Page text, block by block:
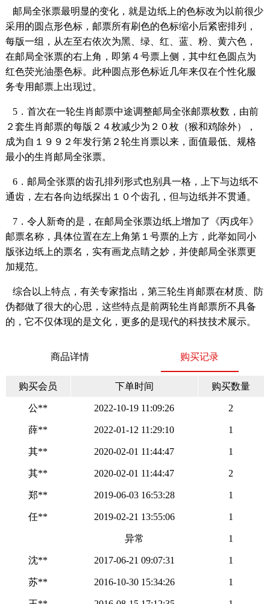
邮局全张票最明显的变化，就是边纸上的色标改为以前很少
采用的圆点形色标，邮票所有刷色的色标缩小后紧密排列，
每版一组，从左至右依次为黑、绿、红、蓝、粉、黄六色，
在邮局全张票的右上角，即第４号票上侧，其中红色圆点为
红色荧光油墨色标。此种圆点形色标近几年来仅在个性化服
务专用邮票上出现过。
5．首次在一轮生肖邮票中途调整邮局全张邮票枚数，由前
２套生肖邮票的每版２４枚减少为２０枚（猴和鸡除外），
成为自１９９２年发行第２轮生肖票以来，面值最低、规格
最小的生肖邮局全张票。
6．邮局全张票的齿孔排列形式也别具一格，上下与边纸不
通齿，左右各向边纸探出１０个齿孔，但与边纸并不贯通。
7．令人新奇的是，在邮局全张票边纸上增加了《丙戌年》
邮票名称，具体位置在左上角第１号票的上方，此举如同小
版张边纸上的票名，实有画龙点睛之妙，并使邮局全张票更
加规范。
综合以上特点，有关专家指出，第三轮生肖邮票在材质、防
伪都做了很大的心思，这些特点是前两轮生肖邮票所不具备
的，它不仅体现的是文化，更多的是现代的科技技术展示。
商品详情 购买记录
购买会员 下单时间 购买数量
公** 2022-10-19 11:09:26 2
薛** 2022-01-12 11:29:10 1
其** 2020-02-01 11:44:47 1
其** 2020-02-01 11:44:47 2
郑** 2019-06-03 16:53:28 1
任** 2019-02-21 13:55:06 1
异常 1
沈** 2017-06-21 09:07:31 1
苏** 2016-10-30 15:34:26 1